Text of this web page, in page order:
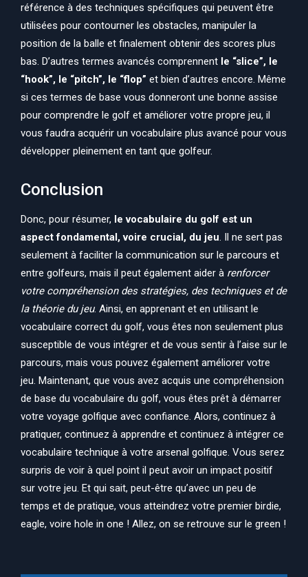
référence à des techniques spécifiques qui peuvent être
utilisées pour contourner les obstacles, manipuler la
position de la balle et finalement obtenir des scores plus
bas. D’autres termes avancés comprennent le “slice”, le
“hook”, le “pitch”, le “flop” et bien d’autres encore. Même
si ces termes de base vous donneront une bonne assise
pour comprendre le golf et améliorer votre propre jeu, il
vous faudra acquérir un vocabulaire plus avancé pour vous
développer pleinement en tant que golfeur.
Conclusion
Donc, pour résumer, le vocabulaire du golf est un
aspect fondamental, voire crucial, du jeu. Il ne sert pas
seulement à faciliter la communication sur le parcours et
entre golfeurs, mais il peut également aider à renforcer
votre compréhension des stratégies, des techniques et de
la théorie du jeu. Ainsi, en apprenant et en utilisant le
vocabulaire correct du golf, vous êtes non seulement plus
susceptible de vous intégrer et de vous sentir à l’aise sur le
parcours, mais vous pouvez également améliorer votre
jeu. Maintenant, que vous avez acquis une compréhension
de base du vocabulaire du golf, vous êtes prêt à démarrer
votre voyage golfique avec confiance. Alors, continuez à
pratiquer, continuez à apprendre et continuez à intégrer ce
vocabulaire technique à votre arsenal golfique. Vous serez
surpris de voir à quel point il peut avoir un impact positif
sur votre jeu. Et qui sait, peut-être qu’avec un peu de
temps et de pratique, vous atteindrez votre premier birdie,
eagle, voire hole in one ! Allez, on se retrouve sur le green !